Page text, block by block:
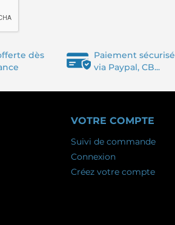
dès
Paiement sécurisé
via Paypal, CB...
VOTRE COMPTE
Suivi de commande
Connexion
Créez votre compte